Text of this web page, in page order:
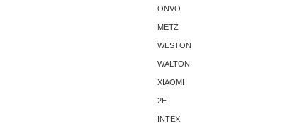
ONVO
METZ
WESTON
WALTON
XIAOMI
2E
INTEX